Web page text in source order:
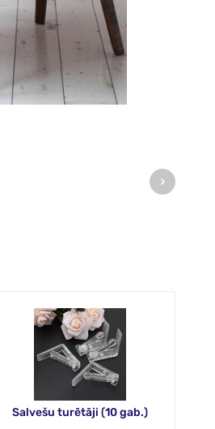
Salvešu turētāji (10 gab.)